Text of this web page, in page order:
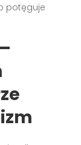
potęguje